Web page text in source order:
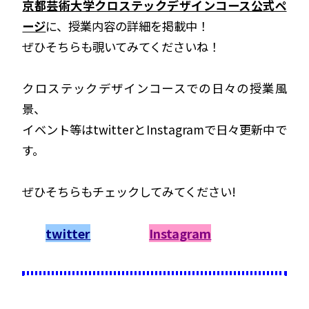
京都芸術大学クロステックデザインコース公式ペ
ージに、授業内容の詳細を掲載中！
ぜひそちらも覗いてみてくださいね！
クロステックデザインコースでの日々の授業風
景、
イベント等はtwitterとInstagramで日々更新中で
す。
ぜひそちらもチェックしてみてください!
twitter Instagram